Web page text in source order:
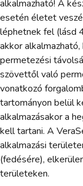
alkalmazható! A
esetén életet
léphetnek fel (lásd
akkor
permetezési
szövettől való
vonatkozó
tartományon belül
alkalmazásakor a
kell tartani. A
alkalmazási
(fedésére),
területeken.